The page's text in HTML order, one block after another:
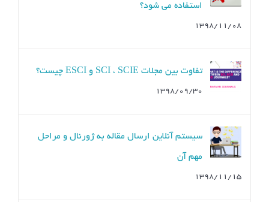
استفاده می شود؟
۱۳۹۸/۱۱/۰۸
تفاوت بین مجلات SCI ، SCIE و ESCI چیست؟
۱۳۹۸/۰۹/۳۰
سیستم آنلاین ارسال مقاله به ژورنال و مراحل
مهم آن
۱۳۹۸/۱۱/۱۵